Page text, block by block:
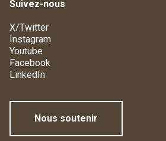
Suivez-nous
X/Twitter
Instagram
Youtube
Facebook
LinkedIn
Nous soutenir